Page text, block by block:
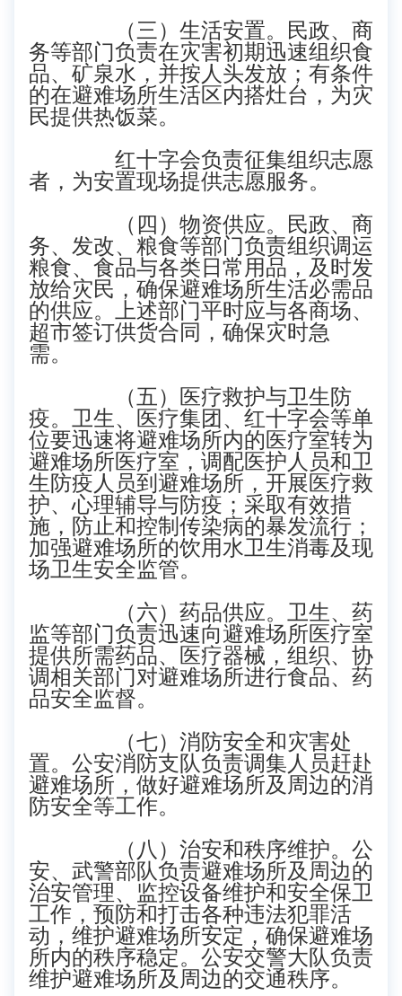
（三）生活安置。民政、商
务等部门负责在灾害初期迅速组织食
品、矿泉水，并按人头发放；有条件
的在避难场所生活区内搭灶台，为灾
民提供热饭菜。
红十字会负责征集组织志愿
者，为安置现场提供志愿服务。
（四）物资供应。民政、商
务、发改、粮食等部门负责组织调运
粮食、食品与各类日常用品，及时发
放给灾民，确保避难场所生活必需品
的供应。上述部门平时应与各商场、
超市签订供货合同，确保灾时急
需。
（五）医疗救护与卫生防
疫。卫生、医疗集团、红十字会等单
位要迅速将避难场所内的医疗室转为
避难场所医疗室，调配医护人员和卫
生防疫人员到避难场所，开展医疗救
护、心理辅导与防疫；采取有效措
施，防止和控制传染病的暴发流行；
加强避难场所的饮用水卫生消毒及现
场卫生安全监管。
（六）药品供应。卫生、药
监等部门负责迅速向避难场所医疗室
提供所需药品、医疗器械，组织、协
调相关部门对避难场所进行食品、药
品安全监督。
（七）消防安全和灾害处
置。公安消防支队负责调集人员赶赴
避难场所，做好避难场所及周边的消
防安全等工作。
（八）治安和秩序维护。公
安、武警部队负责避难场所及周边的
治安管理、监控设备维护和安全保卫
工作，预防和打击各种违法犯罪活
动，维护避难场所安定，确保避难场
所内的秩序稳定。公安交警大队负责
维护避难场所及周边的交通秩序。